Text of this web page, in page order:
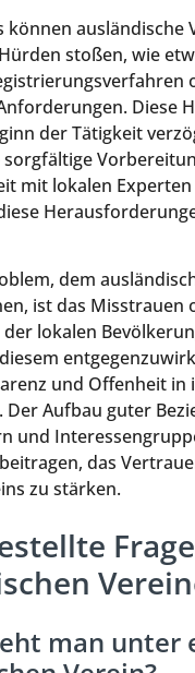
können ausländische
stoßen, wie
Diese
der Tätigkeit
sorgfältige
mit lokalen
dem
ist das Misstrauen
der lokalen
und Offenheit in
Aufbau guter
und
das
zu stärken.
man unter